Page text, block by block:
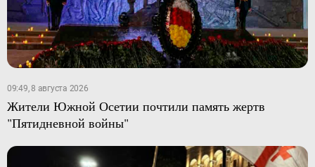
09:49, 8 августа 2026
Жители Южной Осетии почтили память жертв
"Пятидневной войны"